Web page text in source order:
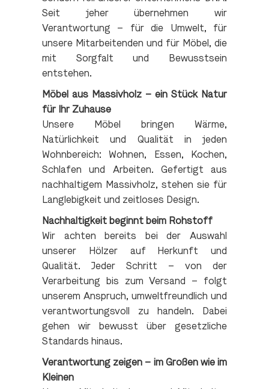
Seit jeher übernehmen wir
Verantwortung – für die Umwelt, für
unsere Mitarbeitenden und für Möbel, die
mit Sorgfalt und Bewusstsein
entstehen.
Möbel aus Massivholz – ein Stück Natur
für Ihr Zuhause
Unsere Möbel bringen Wärme,
Natürlichkeit und Qualität in jeden
Wohnbereich: Wohnen, Essen, Kochen,
Schlafen und Arbeiten. Gefertigt aus
nachhaltigem Massivholz, stehen sie für
Langlebigkeit und zeitloses Design.
Nachhaltigkeit beginnt beim Rohstoff
Wir achten bereits bei der Auswahl
unserer Hölzer auf Herkunft und
Qualität. Jeder Schritt – von der
Verarbeitung bis zum Versand – folgt
unserem Anspruch, umweltfreundlich und
verantwortungsvoll zu handeln. Dabei
gehen wir bewusst über gesetzliche
Standards hinaus.
Verantwortung zeigen – im Großen wie im
Kleinen